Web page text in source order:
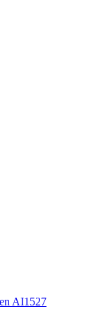
AI1527